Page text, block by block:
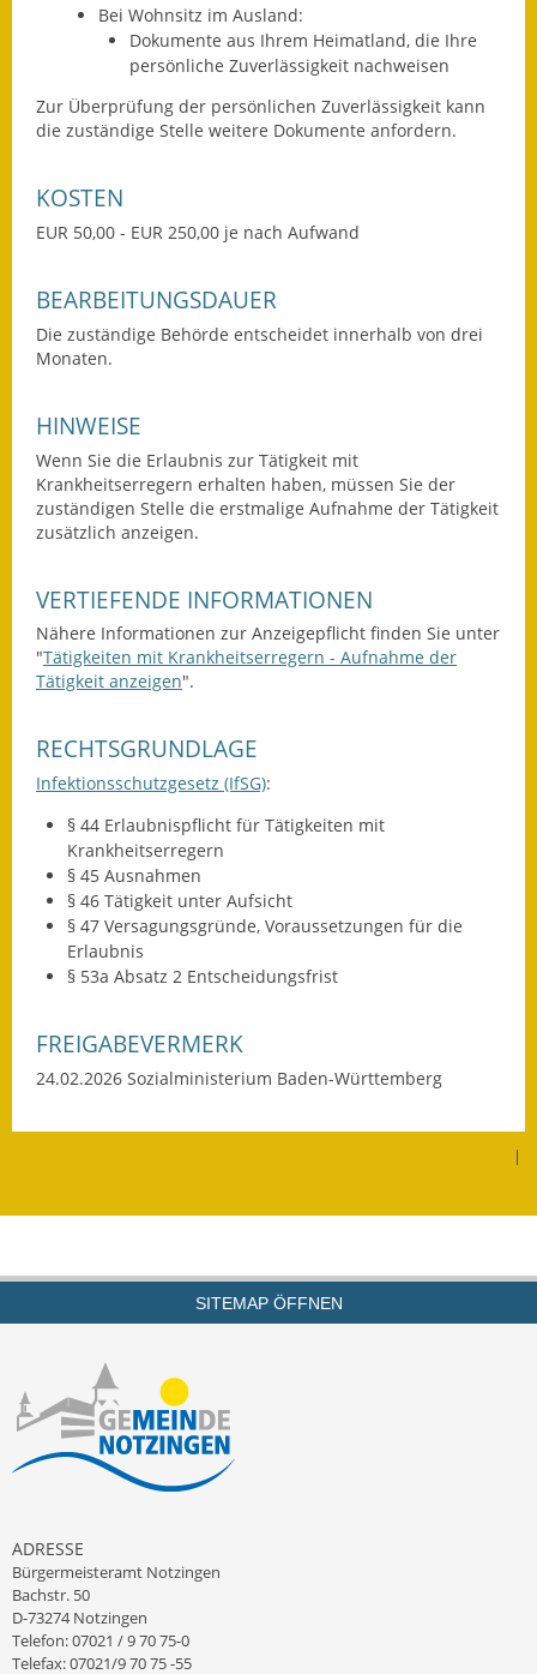
Gerätehütten
Gutachterausschuss
Landessanierungsprogramm
Rückstausicherung von
Hochwassergefahrenkarte
Grundschule &
Kernzeitbetreuung
Kinderbetreuung
Ver- & Entsorgung
Breitbandausbau
Freizeit
Wirtschaft
Bei Wohnsitz im Ausland:
Dokumente aus Ihrem Heimatland, die Ihre
persönliche Zuverlässigkeit nachweisen
Zur Überprüfung der persönlichen Zuverlässigkeit kann
die zuständige Stelle weitere Dokumente anfordern.
KOSTEN
EUR 50,00 - EUR 250,00 je nach Aufwand
BEARBEITUNGSDAUER
Die zuständige Behörde entscheidet innerhalb von drei
Monaten.
HINWEISE
Wenn Sie die Erlaubnis zur Tätigkeit mit
Krankheitserregern erhalten haben, müssen Sie der
zuständigen Stelle die erstmalige Aufnahme der Tätigkeit
zusätzlich anzeigen.
VERTIEFENDE INFORMATIONEN
Nähere Informationen zur Anzeigepflicht finden Sie unter
"Tätigkeiten mit Krankheitserregern - Aufnahme der
Tätigkeit anzeigen".
RECHTSGRUNDLAGE
Infektionsschutzgesetz (IfSG):
§ 44 Erlaubnispflicht für Tätigkeiten mit
Krankheitserregern
§ 45 Ausnahmen
§ 46 Tätigkeit unter Aufsicht
§ 47 Versagungsgründe, Voraussetzungen für die
Erlaubnis
§ 53a Absatz 2 Entscheidungsfrist
FREIGABEVERMERK
24.02.2026 Sozialministerium Baden-Württemberg
|
SITEMAP ÖFFNEN
ADRESSE
Bürgermeisteramt Notzingen
Bachstr. 50
D-73274 Notzingen
Telefon: 07021 / 9 70 75-0
Telefax: 07021/9 70 75 -55